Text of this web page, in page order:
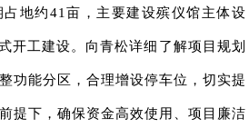
地约41亩，主要建设殡仪馆主体设
开工建设。向青松详细了解项目规划
功能分区，合理增设停车位，切实提
提下，确保资金高效使用、项目廉洁